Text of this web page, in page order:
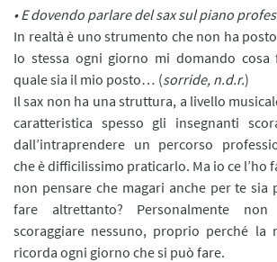
• E dovendo parlare del sax sul piano
In realtà è uno strumento che non ha
Io stessa ogni giorno mi domando
quale sia il mio posto… (sorride, n.d.r.)
Il sax non ha una struttura, a livello
caratteristica spesso gli insegnanti
dall’intraprendere un percorso
che è difficilissimo praticarlo. Ma io ce
non pensare che magari anche per te sia
fare altrettanto? Personalmente
scoraggiare nessuno, proprio perché la
ricorda ogni giorno che si può fare.